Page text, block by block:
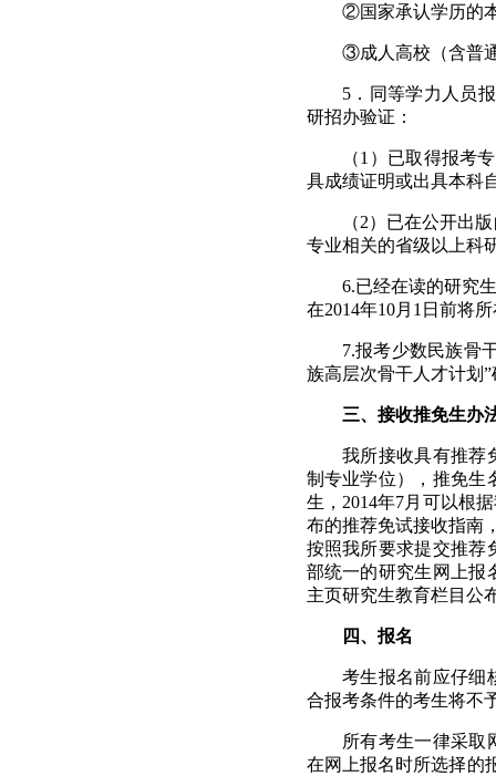
②国家承认学历的
③成人高校（含普
5 ．同等学力人员
研招办验证：
（1 ）已取得报考
具成绩证明或出具本科
（2）已在公开出
专业相关的省级以上科
6.已经在读的研究
在2014年10月 1 日 前将所
7.报考少数民族骨
族高层次骨干人才计划
三、接收推免生办
我所接收具有推荐
制专业学位）
，推免
生， 2014年7月 可以根
布的推荐免试接收指南
按照我所要求提交推荐
部统一的研究生网上报
主页研究生教育栏目公
四、报名
考生报名前应仔细
合报考条件的考生将不
所有考生一律采取
在网上报名时所选择的